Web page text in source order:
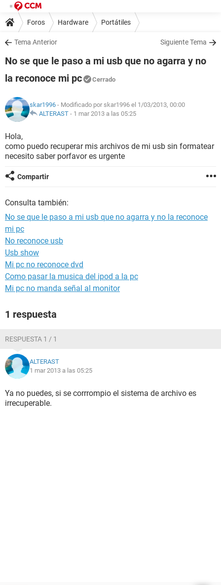
Foros Hardware Portátiles
Tema Anterior Siguiente Tema
No se que le paso a mi usb que no agarra y no
la reconoce mi pc
Cerrado
skar1996 - Modificado por skar1996 el 1/03/2013, 00:00
ALTERAST - 1 mar 2013 a las 05:25
Hola,
como puedo recuperar mis archivos de mi usb sin formatear
necesito saber porfavor es urgente
Compartir
Consulta también:
No se que le paso a mi usb que no agarra y no la reconoce
mi pc
No reconoce usb
Usb show
Mi pc no reconoce dvd
Como pasar la musica del ipod a la pc
Mi pc no manda señal al monitor
1 respuesta
RESPUESTA 1 / 1
ALTERAST
1 mar 2013 a las 05:25
Ya no puedes, si se corrrompio el sistema de archivo es
irrecuperable.